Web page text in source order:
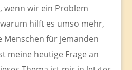
wenn wir ein Problem
hilft es umso mehr,
Menschen für jemanden
meine heutige Frage an